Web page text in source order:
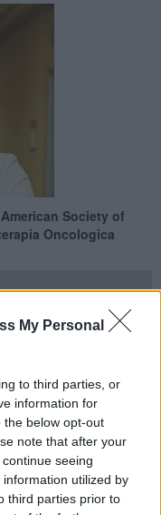
My Personal
to third parties, or
information for
the below opt-out
note that after your
seeing
utilized by
third parties prior to
Society of
Oncologica
nella sessione
di sviluppo clinico
NIBIT-M4, studio
combinazione di un
epigenetico nel
studio NIBIT-Meso-1,
di due anticorpi